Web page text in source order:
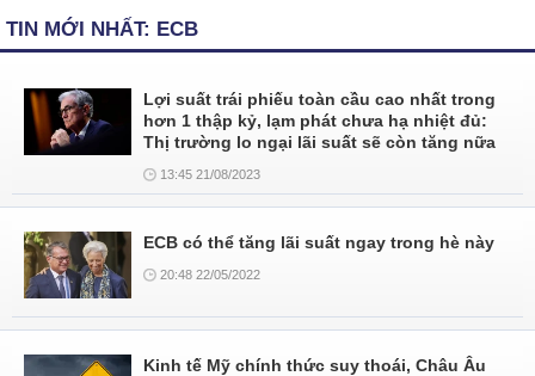
TIN MỚI NHẤT: ECB
Lợi suất trái phiếu toàn cầu cao nhất trong
hơn 1 thập kỷ, lạm phát chưa hạ nhiệt đủ:
Thị trường lo ngại lãi suất sẽ còn tăng nữa
13:45 21/08/2023
ECB có thể tăng lãi suất ngay trong hè này
20:48 22/05/2022
Kinh tế Mỹ chính thức suy thoái, Châu Âu